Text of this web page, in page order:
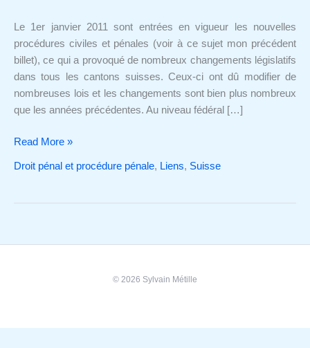
Le 1er janvier 2011 sont entrées en vigueur les nouvelles
procédures civiles et pénales (voir à ce sujet mon précédent
billet), ce qui a provoqué de nombreux changements législatifs
dans tous les cantons suisses. Ceux-ci ont dû modifier de
nombreuses lois et les changements sont bien plus nombreux
que les années précédentes. Au niveau fédéral […]
en
Read More »
Droit pénal et procédure pénale, Liens, Suisse
© 2026 Sylvain Métille